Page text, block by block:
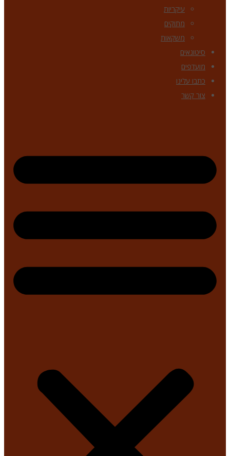
עיקריות
מתוקים
משקאות
סיטונאים
מועדפים
כתבו עלינו
צור קשר